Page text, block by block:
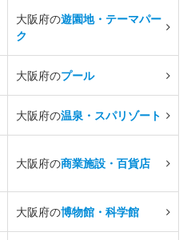
大阪府の遊園地・テーマパー
ク
大阪府のプール
大阪府の温泉・スパリゾート
大阪府の商業施設・百貨店
大阪府の博物館・科学館